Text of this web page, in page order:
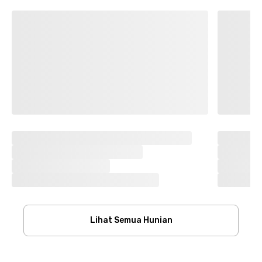
Lihat Semua Hunian